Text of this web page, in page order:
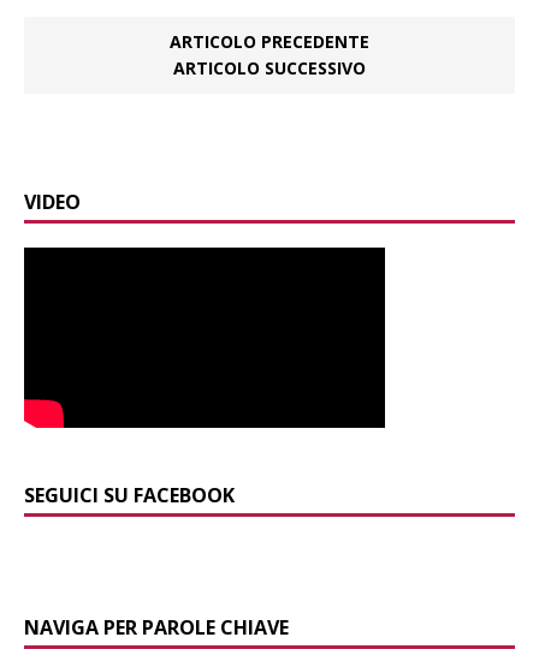
ARTICOLO PRECEDENTE
ARTICOLO SUCCESSIVO
VIDEO
SEGUICI SU FACEBOOK
NAVIGA PER PAROLE CHIAVE